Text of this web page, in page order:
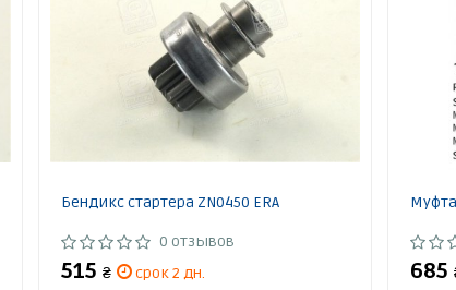
Бендикс стартера ZN0450 ERA
0 отзывов
515₴
срок 2 дн.
Муфта
685